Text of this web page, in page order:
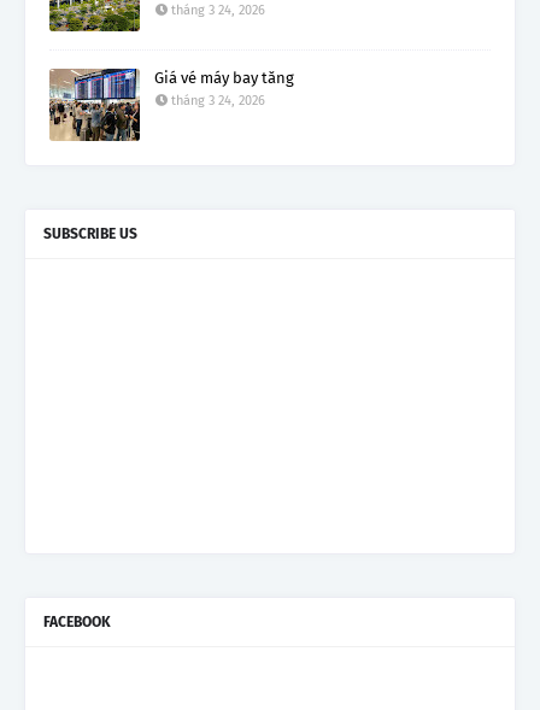
tháng 3 24, 2026
Giá vé máy bay tăng
tháng 3 24, 2026
SUBSCRIBE US
FACEBOOK